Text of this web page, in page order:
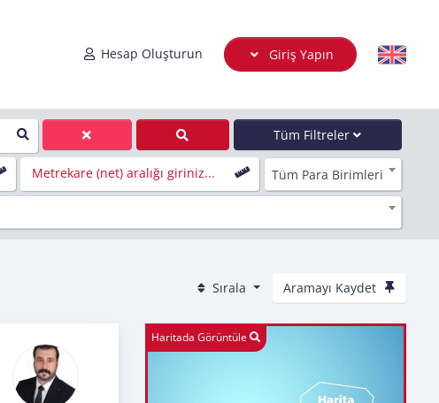
Hesap Oluşturun Giriş Yapın
Tüm Filtreler
Metrekare (net) aralığı giriniz... Tüm Para Birimleri
Sırala Aramayı Kaydet
Haritada Görüntüle